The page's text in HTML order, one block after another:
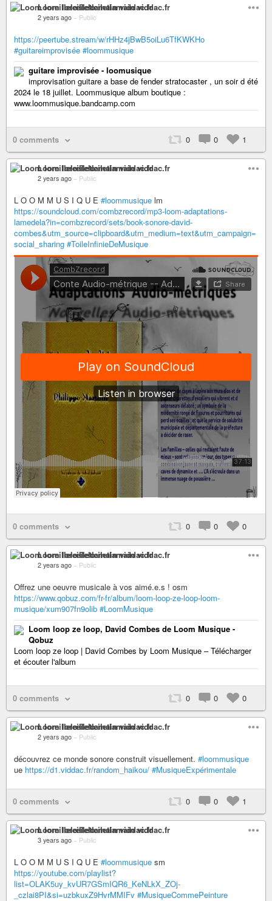
Loom loreillelœiletlamain viddac.fr
2 years ago – Public
https://peertube.stream/w/rHHz4jBwB5oiLu6TfKWKHo
#guitareimprovisée #loommusique
guitare improvisée - loomusique
improvisation guitare a base de fender stratocaster , un soir d été
2024 le 18 juillet. Loommusique album boutique :
www.loommusique.bandcamp.com
0 comments 0 0 1
Loom loreillelœiletlamain viddac.fr
2 years ago – Public
L O O M M U S I Q U E #loommusique lm
https://soundcloud.com/combzrecord/mp3-loom-adaptations-
lamedela?in=combzrecord/sets/book-sonore-david-
combes&utm_source=clipboard&utm_medium=text&utm_campaign=
social_sharing #ToileInfinieDeMusique
0 comments 0 0 0
Loom loreillelœiletlamain viddac.fr
2 years ago – Public
Offrez une oeuvre musicale à vos aimé.e.s ! osm
https://www.qobuz.com/fr-fr/album/loom-loop-ze-loop-loom-
musique/xum907fn9olib #LoomMusique
Loom loop ze loop, David Combes de Loom Musique -
Qobuz
Loom loop ze loop | David Combes by Loom Musique – Télécharger
et écouter l'album
0 comments 0 0 0
Loom loreillelœiletlamain viddac.fr
2 years ago – Public
découvrez ce monde sonore construit visuellement. #loommusique
ue https://d1.viddac.fr/random_haikou/ #MusiqueExpérimentale
0 comments 0 0 1
Loom loreillelœiletlamain viddac.fr
3 years ago – Public
L O O M M U S I Q U E #loommusique sm
https://youtube.com/playlist?
list=OLAK5uy_kvUR7GSmIQR6_KeNLkX_ZOj-
_czlai8PI&si=uzbkuxZ9HvrMMIFv #MusiqueCommePeinture